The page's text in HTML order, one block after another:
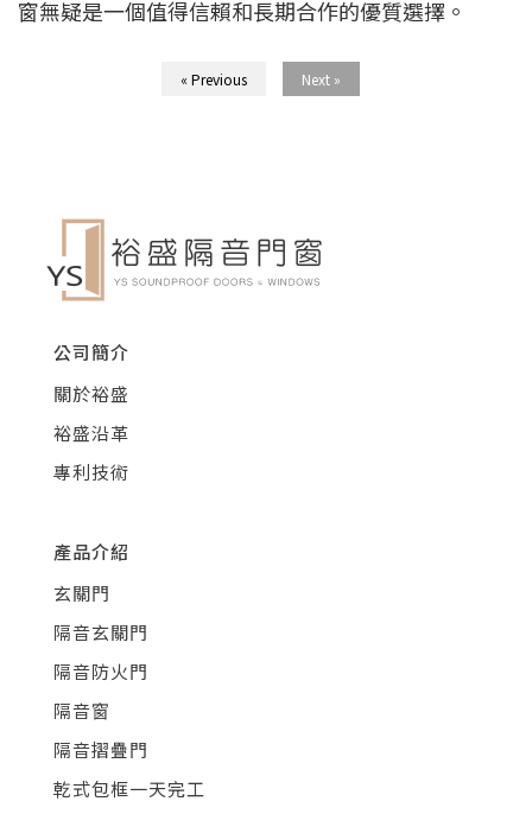
窗無疑是一個值得信賴和長期合作的優質選擇。
« Previous Next »
公司簡介
關於裕盛
裕盛沿革
專利技術
產品介紹
玄關門
隔音玄關門
隔音防火門
隔音窗
隔音摺疊門
乾式包框一天完工